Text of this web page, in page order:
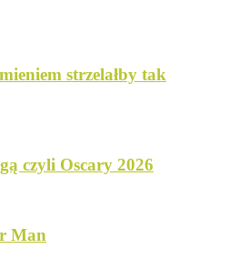
strzelałby tak
czyli Oscary 2026
Man